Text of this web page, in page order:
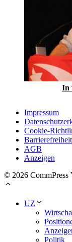
In
Impressum
Cookie-
Barrierefreiheit
AGB
Anzeigen
© 2026 CommPress
UZ
Politik